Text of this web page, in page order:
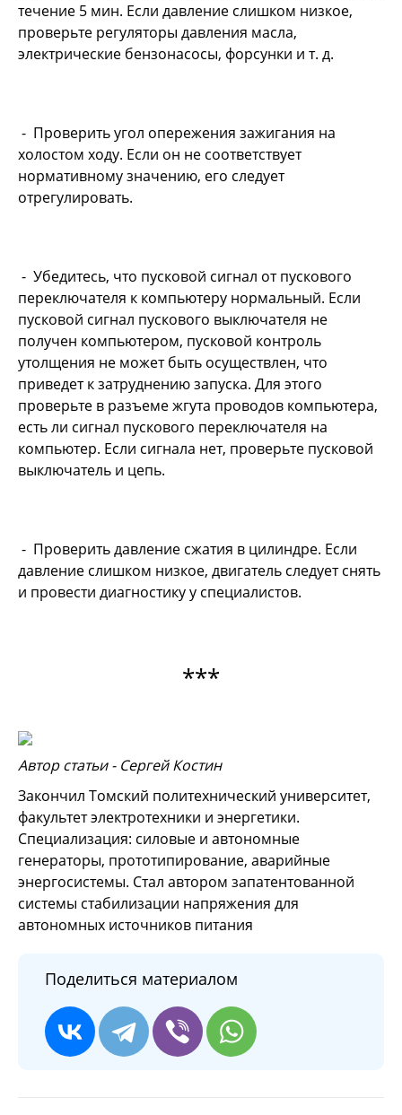
течение 5 мин. Если давление слишком низкое,
проверьте регуляторы давления масла,
электрические бензонасосы, форсунки и т. д.
- Проверить угол опережения зажигания на
холостом ходу. Если он не соответствует
нормативному значению, его следует
отрегулировать.
- Убедитесь, что пусковой сигнал от пускового
переключателя к компьютеру нормальный. Если
пусковой сигнал пускового выключателя не
получен компьютером, пусковой контроль
утолщения не может быть осуществлен, что
приведет к затруднению запуска. Для этого
проверьте в разъеме жгута проводов компьютера,
есть ли сигнал пускового переключателя на
компьютер. Если сигнала нет, проверьте пусковой
выключатель и цепь.
- Проверить давление сжатия в цилиндре. Если
давление слишком низкое, двигатель следует снять
и провести диагностику у специалистов.
***
Автор статьи - Сергей Костин
Закончил Томский политехнический университет,
факультет электротехники и энергетики.
Специализация: силовые и автономные
генераторы, прототипирование, аварийные
энергосистемы. Стал автором запатентованной
системы стабилизации напряжения для
автономных источников питания
Поделиться материалом